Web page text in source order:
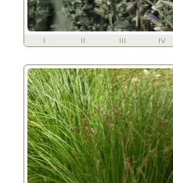
I II III IV